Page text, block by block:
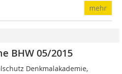
mehr
BHW 05/2015
Denkmalakademie,